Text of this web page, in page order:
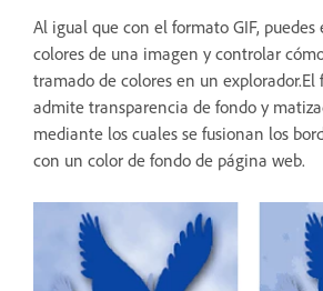
Al igual que con el formato GIF,
colores de una imagen y controlar
tramado de colores en un explorador.El
admite transparencia de fondo y
mediante los cuales se fusionan los
con un color de fondo de página web.